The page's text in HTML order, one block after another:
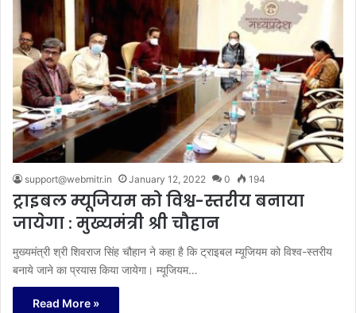
support@webmitr.in January 12, 2022 0 194
ट्राइबल म्यूजियम को विश्व-स्तरीय बनाया
जायेगा : मुख्यमंत्री श्री चौहान
मुख्यमंत्री श्री शिवराज सिंह चौहान ने कहा है कि ट्राइबल म्यूजियम को विश्व-स्तरीय
बनाये जाने का प्रयास किया जायेगा। म्यूजियम…
Read More »